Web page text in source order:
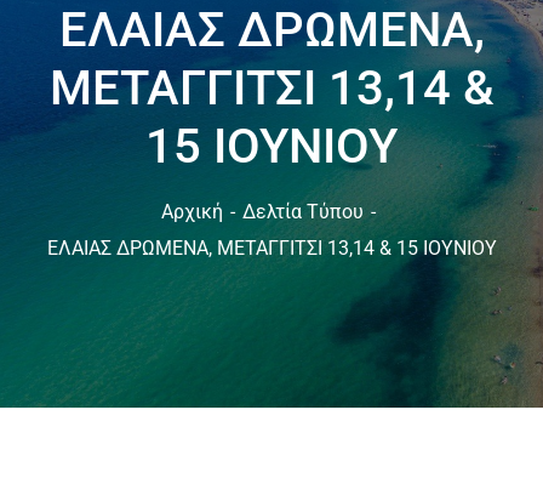
ΕΛΑΙΑΣ ΔΡΩΜΕΝΑ,
ΜΕΤΑΓΓΙΤΣΙ 13,14 &
15 ΙΟΥΝΙΟΥ
Αρχική
Δελτία Τύπου
ΕΛΑΙΑΣ ΔΡΩΜΕΝΑ, ΜΕΤΑΓΓΙΤΣΙ 13,14 & 15 ΙΟΥΝΙΟΥ